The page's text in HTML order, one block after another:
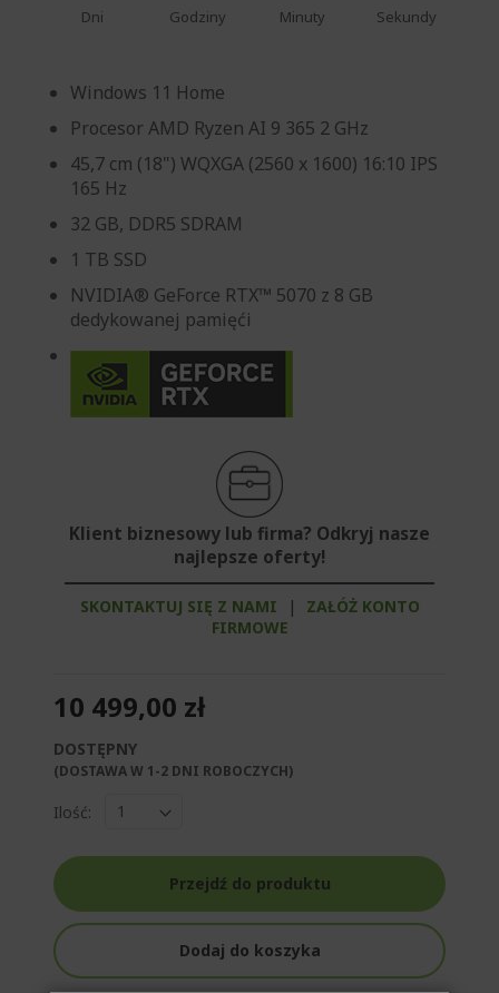
Dni Godziny Minuty Sekundy
Windows 11 Home
Procesor AMD Ryzen AI 9 365 2 GHz
45,7 cm (18") WQXGA (2560 x 1600) 16:10 IPS
165 Hz
32 GB, DDR5 SDRAM
1 TB SSD
NVIDIA® GeForce RTX™ 5070 z 8 GB
dedykowanej pamięći
Klient biznesowy lub firma? Odkryj nasze
najlepsze oferty!
SKONTAKTUJ SIĘ Z NAMI |
ZAŁÓŻ KONTO
FIRMOWE
10 499,00 zł
DOSTĘPNY
(DOSTAWA W 1-2 DNI ROBOCZYCH)​
Ilość:
Przejdź do produktu
Dodaj do koszyka